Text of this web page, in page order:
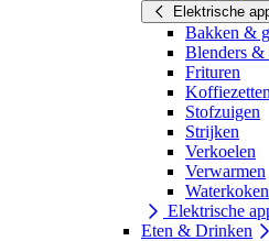
Elektrische
Bakken &
Blenders &
Frituren
Koffiezetten
Stofzuigen
Strijken
Verkoelen
Verwarmen
Waterkoken
Elektrische
Eten & Drinken